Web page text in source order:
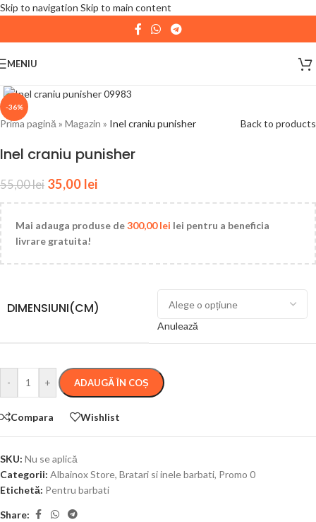
Skip to navigation Skip to main content
| 📦 Program livrari|In perioada11 August - 18
August,
expediate. Va multumim pentru intelegere!
MENIU
-36%
Prima pagină» Magazin » Inel craniu punisher Back to products
Inel craniu punisher
55,00lei 35,00 lei
Mai adauga produse de300,00lei lei pentru a beneficia
livrare gratuita!
DIMENSIUNI(CM)
Anulează
- + ADAUGĂ ÎN COȘ
Compara Wishlist
SKU: Nu se aplică
Categorii: Albainox Store, Bratari si inele barbati, Promo 0
Etichetă: Pentru barbati
Share: